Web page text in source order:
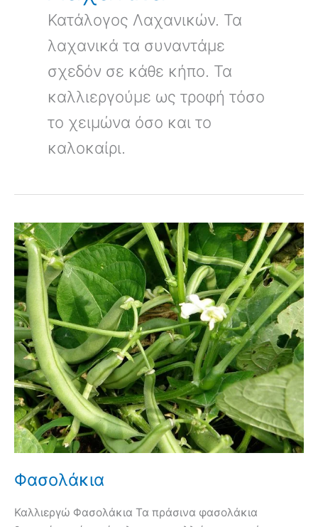
Κατάλογος Λαχανικών. Τα
λαχανικά τα συναντάμε
σχεδόν σε κάθε κήπο. Τα
καλλιεργούμε ως τροφή τόσο
το χειμώνα όσο και το
καλοκαίρι.
Φασολάκια
Καλλιεργώ Φασολάκια Τα πράσινα φασολάκια